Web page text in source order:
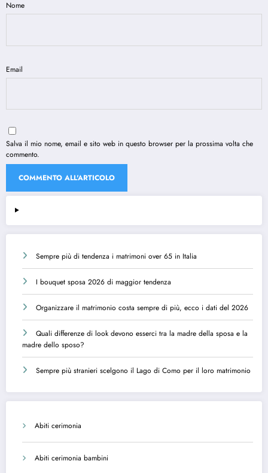
Nome
Email
Salva il mio nome, email e sito web in questo browser per la prossima volta che
commento.
Sempre più di tendenza i matrimoni over 65 in Italia
I bouquet sposa 2026 di maggior tendenza
Organizzare il matrimonio costa sempre di più, ecco i dati del 2026
Quali differenze di look devono esserci tra la madre della sposa e la
madre dello sposo?
Sempre più stranieri scelgono il Lago di Como per il loro matrimonio
Abiti cerimonia
Abiti cerimonia bambini